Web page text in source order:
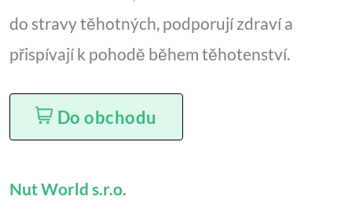
do stravy těhotných, podporují zdraví a
přispívají k pohodě během těhotenství.
Do obchodu
Nut World s.r.o.